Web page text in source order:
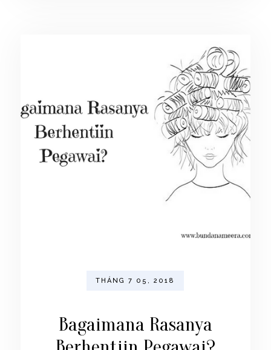
THÁNG 7 05, 2018
Bagaimana Rasanya